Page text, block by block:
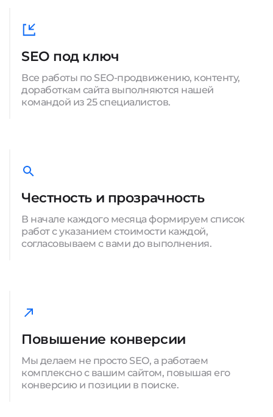
SEO под ключ
Все работы по SEO-продвижению, контенту,
доработкам сайта выполняются нашей
командой из 25 специалистов.
Честность и прозрачность
В начале каждого месяца формируем список
работ с указанием стоимости каждой,
согласовываем с вами до выполнения.
Повышение конверсии
Мы делаем не просто SEO, а работаем
комплексно с вашим сайтом, повышая его
конверсию и позиции в поиске.